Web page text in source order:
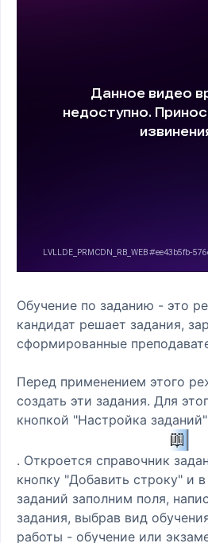
Обучение по заданию - это
кандидат решает задания,
сформированные
Перед применением этого
создать эти задания. Для
кнопкой "Настройка заданий"
. Откроется справочник
кнопку "Добавить строку" и
заданий заполним поля,
задания, выбрав вид
работы - обучение или